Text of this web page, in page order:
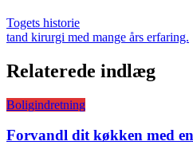
Togets historie
tand kirurgi med mange års erfaring.
Relaterede indlæg
Boligindretning
Forvandl dit køkken med